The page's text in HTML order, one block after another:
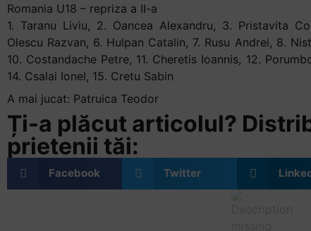
Romania U18 – repriza a II-a
1. Taranu Liviu, 2. Oancea Alexandru, 3. Pristavita
Olescu Razvan, 6. Hulpan Catalin, 7. Rusu Andrei, 8.
10. Costandache Petre, 11. Cheretis Ioannis, 12.
14. Csalai Ionel, 15. Cretu Sabin
A mai jucat: Patruica Teodor
Ți-a plăcut articolul?
prietenii tăi:
Facebook Twitter